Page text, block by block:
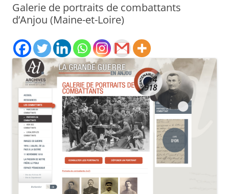
Galerie de portraits de combattants
d’Anjou (Maine-et-Loire)